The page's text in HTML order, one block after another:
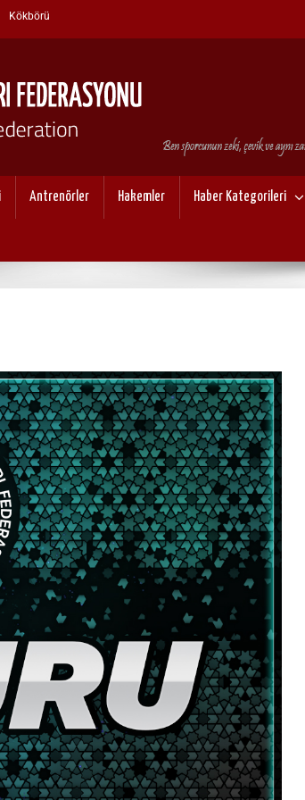
Kökbörü
FEDERASYONU
Antrenörler Hakemler Haber Kategorileri